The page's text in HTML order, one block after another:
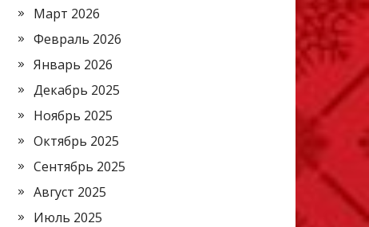
Март 2026
Февраль 2026
Январь 2026
Декабрь 2025
Ноябрь 2025
Октябрь 2025
Сентябрь 2025
Август 2025
Июль 2025